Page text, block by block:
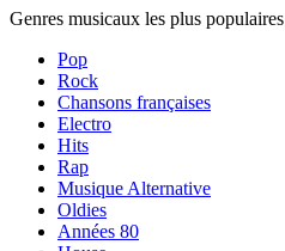
Genres musicaux les plus populaires
Pop
Rock
Chansons françaises
Electro
Hits
Rap
Musique Alternative
Oldies
Années 80